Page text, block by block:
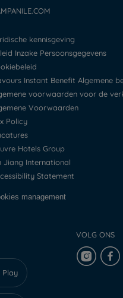
kennisgeving
Inzake Persoonsgegevens
Instant Benefit Algemene
voorwaarden voor de
Voorwaarden
Policy
Hotels Group
Jiang International
Statement
management
Play
VOLG ONS